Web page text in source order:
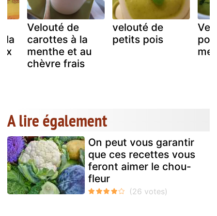
la
Velouté de
carottes à la
menthe et au
chèvre frais
velouté de
petits pois
A lire également
On peut vous garantir
que ces recettes vous
feront aimer le chou-
fleur